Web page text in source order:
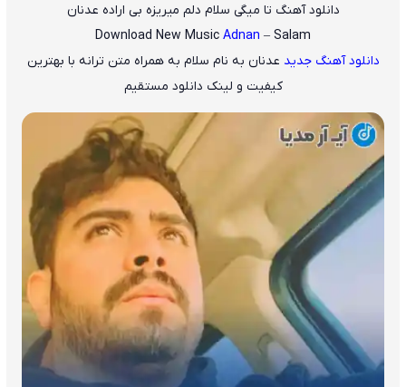
دانلود آهنگ تا میگی سلام دلم میریزه بی اراده عدنان
Download New Music Adnan – Salam
دانلود آهنگ جدید عدنان به نام سلام به همراه متن ترانه با بهترین
کیفیت و لینک دانلود مستقیم